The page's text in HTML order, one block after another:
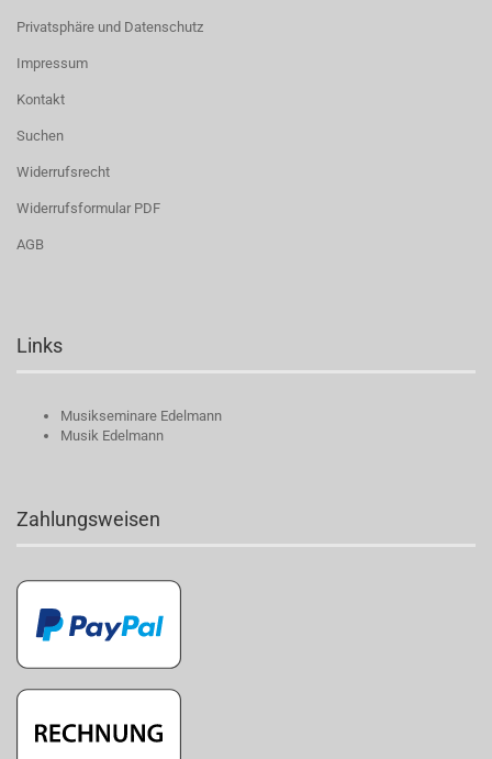
Privatsphäre und Datenschutz
Impressum
Kontakt
Suchen
Widerrufsrecht
Widerrufsformular PDF
AGB
Links
Musikseminare Edelmann
Musik Edelmann
Zahlungsweisen